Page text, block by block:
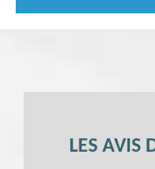
LES AVIS